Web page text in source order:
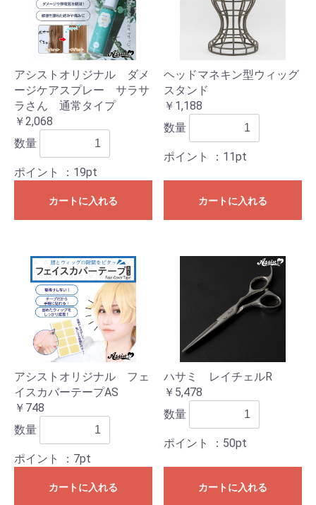
アシストオリジナル ダメ
ージケアスプレー サラサ
ラさん 通常タイプ
￥2,068
数量
ポイント ：19pt
カートに入れる
ヘッドマネキン型ウィッグ
スタンド
￥1,188
数量
ポイント ：11pt
カートに入れる
アシストオリジナル フェ
イスカバーテープAS
￥748
数量
ポイント ：7pt
カートに入れる
ハサミ レイチェルR
￥5,478
数量
ポイント ：50pt
カートに入れる